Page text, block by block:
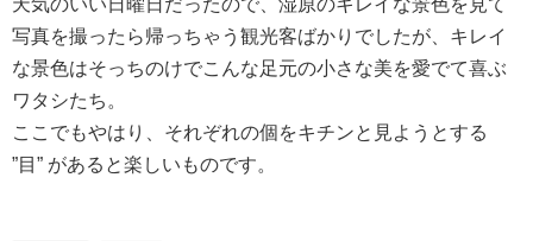
写真を撮ったら帰っちゃう観光客ばかりでしたが、キレイ
な景色はそっちのけでこんな足元の小さな美を愛でて喜ぶ
ワタシたち。
ここでもやはり、それぞれの個をキチンと見ようとする
”目” があると楽しいものです。